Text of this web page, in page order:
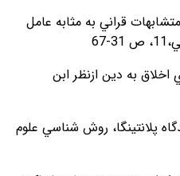
قراني به مثابه عامل
به دين ازنظر ابن
پلانتينگا، روش شناسي علوم